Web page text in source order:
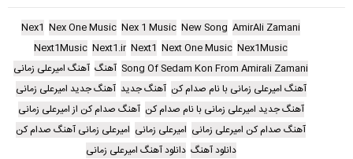
AmirAli Zamani
New Song
Nex 1 Music
Nex One Music
Nex1
Nex1Music
Next One Music
Next1
Next1.ir
Next1Music
Song Of Sedam Kon From Amirali Zamani آهنگ آهنگ امیرعلی زمانی
آهنگ امیرعلی زمانی با نام صدام کن آهنگ جدید آهنگ جدید امیرعلی زمانی
آهنگ جدید امیرعلی زمانی با نام صدام کن آهنگ صدام کن از امیرعلی زمانی
آهنگ صدام کن امیرعلی زمانی امیرعلی زمانی امیرعلی زمانی آهنگ صدام کن
دانلود آهنگ دانلود آهنگ امیرعلی زمانی